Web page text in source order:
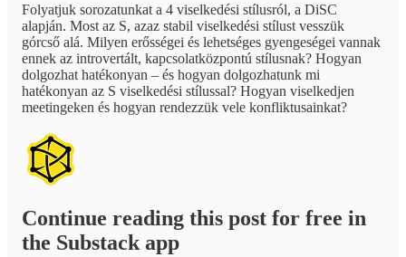
Folyatjuk sorozatunkat a 4 viselkedési stílusról, a DiSC
alapján. Most az S, azaz stabil viselkedési stílust vesszük
górcső alá. Milyen erősségei és lehetséges gyengeségei vannak
ennek az introvertált, kapcsolatközpontú stílusnak? Hogyan
dolgozhat hatékonyan – és hogyan dolgozhatunk mi
hatékonyan az S viselkedési stílussal? Hogyan viselkedjen
meetingeken és hogyan rendezzük vele konfliktusainkat?
Continue reading this post for free in
the Substack app